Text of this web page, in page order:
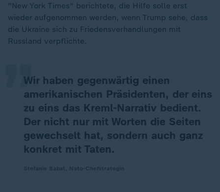
"New York Times" berichtete, die Hilfe solle erst
wieder aufgenommen werden, wenn Trump sehe, dass
die Ukraine sich zu Friedensverhandlungen mit
Russland verpflichte.
Wir haben gegenwärtig einen
amerikanischen Präsidenten, der eins
zu eins das Kreml-Narrativ bedient.
Der nicht nur mit Worten die Seiten
gewechselt hat, sondern auch ganz
konkret mit Taten.
„